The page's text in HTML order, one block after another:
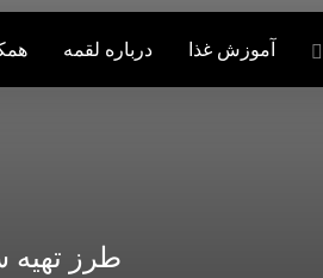
آموزش غذا درباره لقمه
طرز